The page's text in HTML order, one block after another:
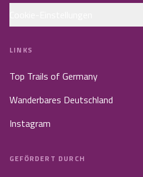
LINKS
Top Trails of Germany
Wanderbares Deutschland
Instagram
GEFÖRDERT DURCH